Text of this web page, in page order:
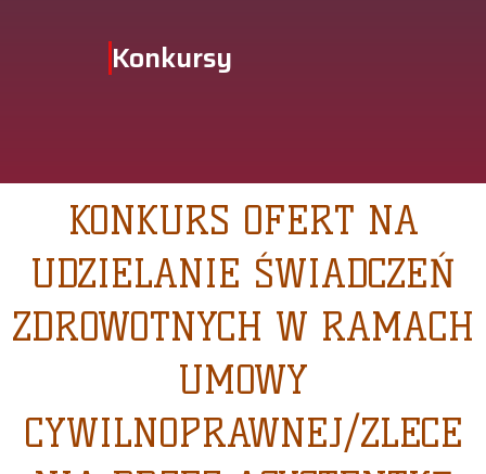
Konkursy
KONKURS OFERT NA
UDZIELANIE ŚWIADCZEŃ
ZDROWOTNYCH W RAMACH
UMOWY
CYWILNOPRAWNEJ/ZLECE